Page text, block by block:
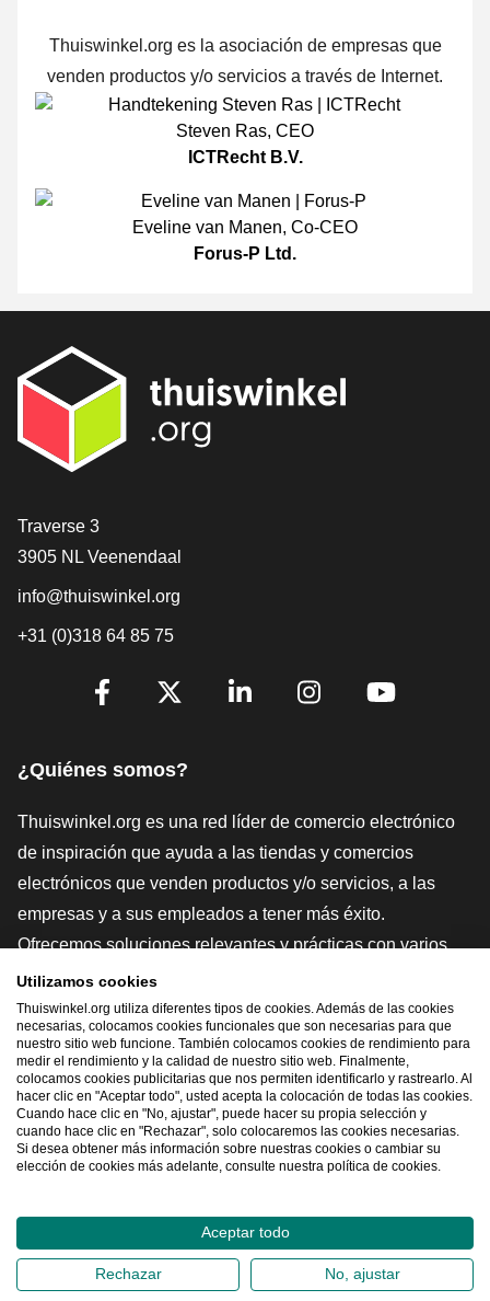
Thuiswinkel.org es la asociación de empresas que
venden productos y/o servicios a través de Internet.
Steven Ras, CEO
ICTRecht B.V.
Eveline van Manen, Co-CEO
Forus-P Ltd.
[_General:Contact]
Traverse 3
3905 NL Veenendaal
info@thuiswinkel.org
+31 (0)318 64 85 75
[_General:SocialMediaTitle]
¿Quiénes somos?
Thuiswinkel.org es una red líder de comercio electrónico
de inspiración que ayuda a las tiendas y comercios
electrónicos que venden productos y/o servicios, a las
empresas y a sus empleados a tener más éxito.
Ofrecemos soluciones relevantes y prácticas con varios
sellos de confianza, Thuiswinkel Reviews, herramientas y
asesoramiento jurídico, defensa, estudios de mercado, y
tenemos nuestra propia plataforma educativa, la
Thuiswinkel e-Academy.
Navegar rápidamente
2026©Thuiswinkel.org
Declaración de privacidad Declaración sobre las cookies
Utilizamos cookies
Thuiswinkel.org utiliza diferentes tipos de cookies. Además de las cookies
necesarias, colocamos cookies funcionales que son necesarias para que
nuestro sitio web funcione. También colocamos cookies de rendimiento para
medir el rendimiento y la calidad de nuestro sitio web. Finalmente,
colocamos cookies publicitarias que nos permiten identificarlo y rastrearlo. Al
hacer clic en "Aceptar todo", usted acepta la colocación de todas las cookies.
Cuando hace clic en "No, ajustar", puede hacer su propia selección y
cuando hace clic en "Rechazar", solo colocaremos las cookies necesarias.
Si desea obtener más información sobre nuestras cookies o cambiar su
elección de cookies más adelante, consulte nuestra política de cookies.
Aceptar todo
Rechazar No, ajustar